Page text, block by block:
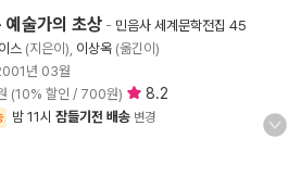
예술가의 초상 - 민음사 세계문학전집 45
스 (지은이), 이상옥 (옮긴이)
년 03월
(10% 할인 / 700원) 8.2
밤 11시 잠들기전 배송 변경